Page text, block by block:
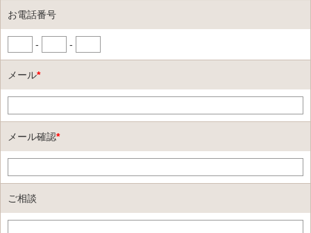
お電話番号
- -
メール*
メール確認*
ご相談